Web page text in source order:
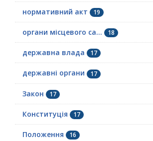
нормативний акт 19
органи місцевого са... 18
державна влада 17
державні органи 17
Закон 17
Конституція 17
Положення 16